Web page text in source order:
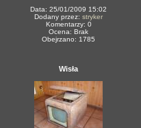
Data: 25/01/2009 15:02
Dodany przez: stryker
Komentarzy: 0
Ocena: Brak
Obejrzano: 1785
Wisła